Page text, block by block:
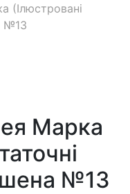
(Ілюстровані
№13
Марка
№13